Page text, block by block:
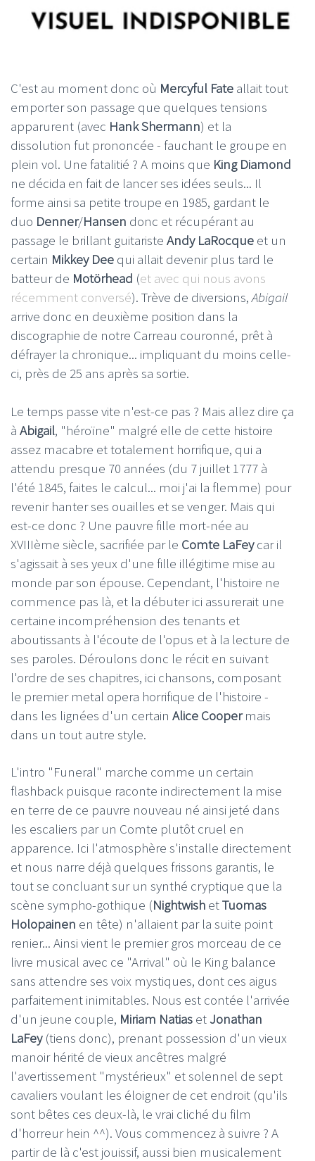
C'est au moment donc où Mercyful Fate allait tout
emporter son passage que quelques tensions
apparurent (avec Hank Shermann) et la
dissolution fut prononcée - fauchant le groupe en
plein vol. Une fatalitié ? A moins que King Diamond
ne décida en fait de lancer ses idées seuls... Il
forme ainsi sa petite troupe en 1985, gardant le
duo Denner/Hansen donc et récupérant au
passage le brillant guitariste Andy LaRocque et un
certain Mikkey Dee qui allait devenir plus tard le
batteur de Motörhead (et avec qui nous avons
récemment conversé). Trève de diversions, Abigail
arrive donc en deuxième position dans la
discographie de notre Carreau couronné, prêt à
défrayer la chronique... impliquant du moins celle-
ci, près de 25 ans après sa sortie.
Le temps passe vite n'est-ce pas ? Mais allez dire ça
à Abigail, "héroïne" malgré elle de cette histoire
assez macabre et totalement horrifique, qui a
attendu presque 70 années (du 7 juillet 1777 à
l'été 1845, faites le calcul... moi j'ai la flemme) pour
revenir hanter ses ouailles et se venger. Mais qui
est-ce donc ? Une pauvre fille mort-née au
XVIIIème siècle, sacrifiée par le Comte LaFeycar il
s'agissait à ses yeux d'une fille illégitime mise au
monde par son épouse. Cependant, l'histoire ne
commence pas là, et la débuter ici assurerait une
certaine incompréhension des tenants et
aboutissants à l'écoute de l'opus et à la lecture de
ses paroles. Déroulons donc le récit en suivant
l'ordre de ses chapitres, ici chansons, composant
le premier metal opera horrifique de l'histoire -
dans les lignées d'un certain Alice Coopermais
dans un tout autre style.
L'intro "Funeral" marche comme un certain
flashback puisque raconte indirectement la mise
en terre de ce pauvre nouveau né ainsi jeté dans
les escaliers par un Comte plutôt cruel en
apparence. Ici l'atmosphère s'installe directement
et nous narre déjà quelques frissons garantis, le
tout se concluant sur un synthé cryptique que la
scène sympho-gothique (Nightwish etTuomas
Holopainen en tête) n'allaient par la suite point
renier... Ainsi vient le premier gros morceau de ce
livre musical avec ce "Arrival" où le King balance
sans attendre ses voix mystiques, dont ces aigus
parfaitement inimitables. Nous est contée l'arrivée
d'un jeune couple, Miriam Natias etJonathan
LaFey(tiens donc), prenant possession d'un vieux
manoir hérité de vieux ancêtres malgré
l'avertissement "mystérieux" et solennel de sept
cavaliers voulant les éloigner de cet endroit (qu'ils
sont bêtes ces deux-là, le vrai cliché du film
d'horreur hein ^^). Vous commencez à suivre ? A
partir de là c'est jouissif, aussi bien musicalement